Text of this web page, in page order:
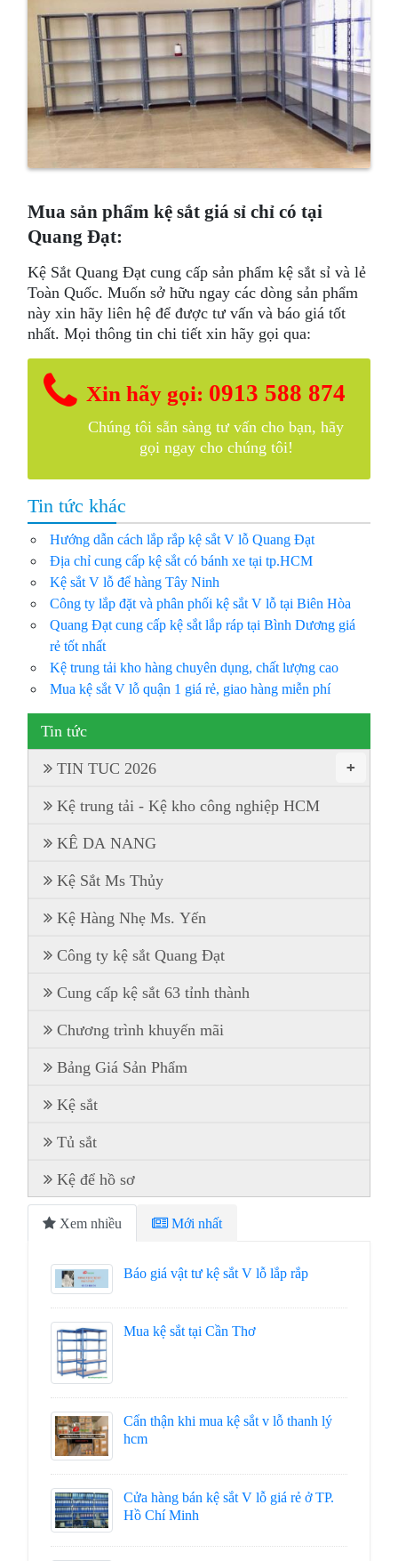
Mua sản phẩm kệ sắt giá sỉ chỉ có tại
Quang Đạt:
Kệ Sắt Quang Đạt cung cấp sản phẩm kệ sắt sỉ và lẻ
Toàn Quốc. Muốn sở hữu ngay các dòng sản phẩm
này xin hãy liên hệ để được tư vấn và báo giá tốt
nhất. Mọi thông tin chi tiết xin hãy gọi qua:
Xin hãy gọi: 0913 588 874
Chúng tôi sẵn sàng tư vấn cho bạn, hãy
gọi ngay cho chúng tôi!
Tin tức khác
Hướng dẫn cách lắp rắp kệ sắt V lỗ Quang Đạt
Địa chỉ cung cấp kệ sắt có bánh xe tại tp.HCM
Kệ sắt V lỗ để hàng Tây Ninh
Công ty lắp đặt và phân phối kệ sắt V lỗ tại Biên Hòa
Quang Đạt cung cấp kệ sắt lắp ráp tại Bình Dương giá
rẻ tốt nhất
Kệ trung tải kho hàng chuyên dụng, chất lượng cao
Mua kệ sắt V lỗ quận 1 giá rẻ, giao hàng miễn phí
Tin tức
+
TIN TUC 2026
Kệ trung tải - Kệ kho công nghiệp HCM
KÊ DA NANG
Kệ Sắt Ms Thủy
Kệ Hàng Nhẹ Ms. Yến
Công ty kệ sắt Quang Đạt
Cung cấp kệ sắt 63 tỉnh thành
Chương trình khuyến mãi
Bảng Giá Sản Phẩm
Kệ sắt
Tủ sắt
Kệ để hồ sơ
Xem nhiều Mới nhất
Báo giá vật tư kệ sắt V lỗ lắp rắp
Mua kệ sắt tại Cần Thơ
Cẩn thận khi mua kệ sắt v lỗ thanh lý
hcm
Cửa hàng bán kệ sắt V lỗ giá rẻ ở TP.
Hồ Chí Minh